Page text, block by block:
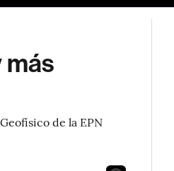
más
de la EPN